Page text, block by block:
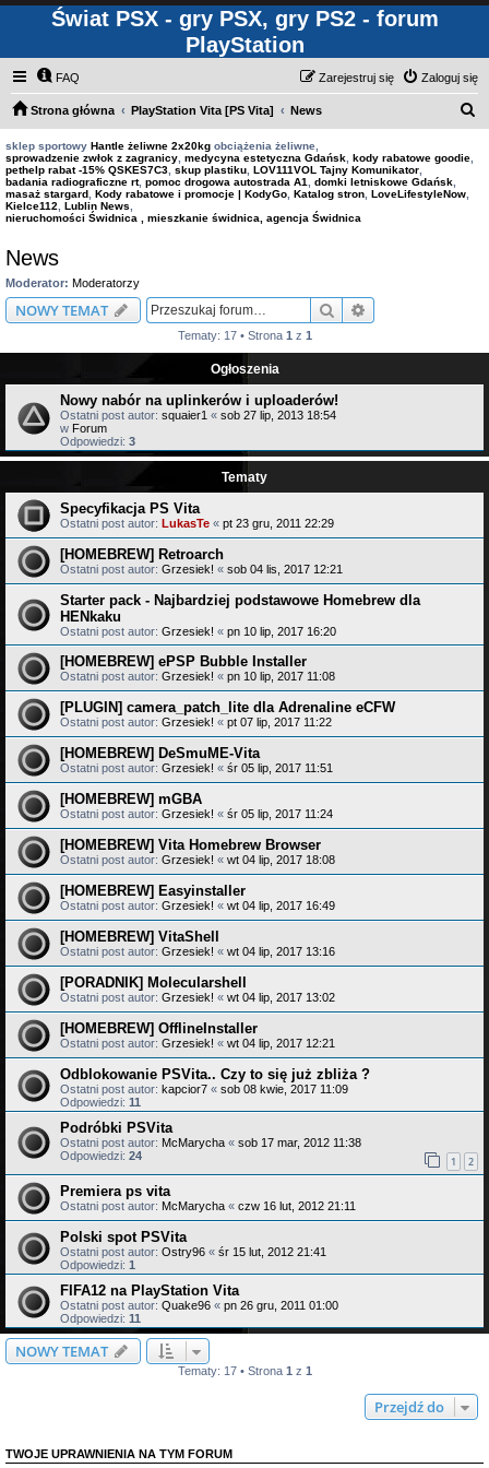
Świat PSX - gry PSX, gry PS2 - forum
PlayStation
FAQ Zaloguj się
Zarejestruj się
Strona główna PlayStation Vita [PS Vita] News
sklep sportowy Hantle żeliwne 2x20kg obciążenia żeliwne,
sprowadzenie zwłok z zagranicy medycyna estetyczna Gdańsk kody rabatowe goodie
pethelp rabat -15% QSKES7C3 skup plastiku LOV111VOL Tajny Komunikator
badania radiograficzne rt, pomoc drogowa autostrada A1 domki letniskowe Gdańsk
masaż stargard Kody rabatowe i promocje | KodyGo Katalog stron LoveLifestyleNow
Kielce112
Lublin News
nieruchomości Świdnica , mieszkanie świdnica, agencja Świdnica
News
Moderator: Moderatorzy
NOWY TEMAT Szukaj
Tematy: 17 • Strona 1 z 1
Ogłoszenia
Nowy nabór na uplinkerów i uploaderów!
Ostatni post autor: squaier1 « sob 27 lip, 2013 18:54
w Forum
Odpowiedzi: 3
Tematy
Specyfikacja PS Vita
Ostatni post autor: LukasTe « pt 23 gru, 2011 22:29
[HOMEBREW] Retroarch
Ostatni post autor: Grzesiek! « sob 04 lis, 2017 12:21
Starter pack - Najbardziej podstawowe Homebrew dla
HENkaku
Ostatni post autor: Grzesiek! « pn 10 lip, 2017 16:20
[HOMEBREW] ePSP Bubble Installer
Ostatni post autor: Grzesiek! « pn 10 lip, 2017 11:08
[PLUGIN] camera_patch_lite dla Adrenaline eCFW
Ostatni post autor: Grzesiek! « pt 07 lip, 2017 11:22
[HOMEBREW] DeSmuME-Vita
Ostatni post autor: Grzesiek! « śr 05 lip, 2017 11:51
[HOMEBREW] mGBA
Ostatni post autor: Grzesiek! « śr 05 lip, 2017 11:24
[HOMEBREW] Vita Homebrew Browser
Ostatni post autor: Grzesiek! « wt 04 lip, 2017 18:08
[HOMEBREW] Easyinstaller
Ostatni post autor: Grzesiek! « wt 04 lip, 2017 16:49
[HOMEBREW] VitaShell
Ostatni post autor: Grzesiek! « wt 04 lip, 2017 13:16
[PORADNIK] Molecularshell
Ostatni post autor: Grzesiek! « wt 04 lip, 2017 13:02
[HOMEBREW] OfflineInstaller
Ostatni post autor: Grzesiek! « wt 04 lip, 2017 12:21
Odblokowanie PSVita.. Czy to się już zbliża ?
Ostatni post autor: kapcior7 « sob 08 kwie, 2017 11:09
Odpowiedzi: 11
Podróbki PSVita
Ostatni post autor: McMarycha « sob 17 mar, 2012 11:38
Odpowiedzi: 24 1 2
Premiera ps vita
Ostatni post autor: McMarycha « czw 16 lut, 2012 21:11
Polski spot PSVita
Ostatni post autor: Ostry96 « śr 15 lut, 2012 21:41
Odpowiedzi: 1
FIFA12 na PlayStation Vita
Ostatni post autor: Quake96 « pn 26 gru, 2011 01:00
Odpowiedzi: 11
NOWY TEMAT
Tematy: 17 • Strona 1 z 1
Przejdź do
TWOJE UPRAWNIENIA NA TYM FORUM